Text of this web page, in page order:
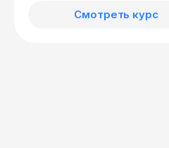
Смотреть курс